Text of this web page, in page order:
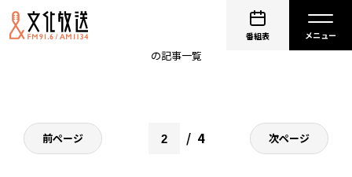
番組表
の記事一覧
前ページ 4 次ページ